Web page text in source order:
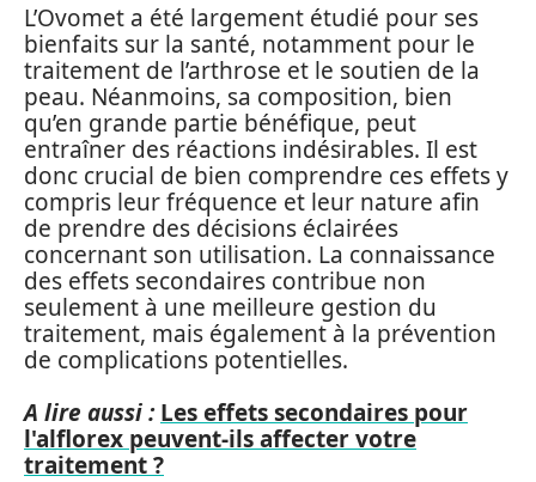
L’Ovomet a été largement étudié pour ses
bienfaits sur la santé, notamment pour le
traitement de l’arthrose et le soutien de la
peau. Néanmoins, sa composition, bien
qu’en grande partie bénéfique, peut
entraîner des réactions indésirables. Il est
donc crucial de bien comprendre ces effets y
compris leur fréquence et leur nature afin
de prendre des décisions éclairées
concernant son utilisation. La connaissance
des effets secondaires contribue non
seulement à une meilleure gestion du
traitement, mais également à la prévention
de complications potentielles.
A lire aussi : Les effets secondaires pour
l'alflorex peuvent-ils affecter votre
traitement ?